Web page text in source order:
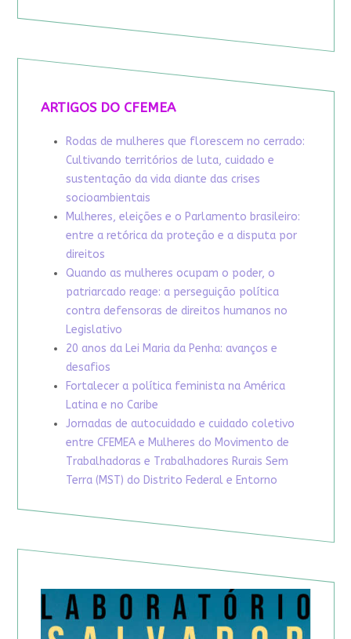
ARTIGOS DO CFEMEA
Rodas de mulheres que florescem no cerrado:
Cultivando territórios de luta, cuidado e
sustentação da vida diante das crises
socioambientais
Mulheres, eleições e o Parlamento brasileiro:
entre a retórica da proteção e a disputa por
direitos
Quando as mulheres ocupam o poder, o
patriarcado reage: a perseguição política
contra defensoras de direitos humanos no
Legislativo
20 anos da Lei Maria da Penha: avanços e
desafios
Fortalecer a política feminista na América
Latina e no Caribe
Jornadas de autocuidado e cuidado coletivo
entre CFEMEA e Mulheres do Movimento de
Trabalhadoras e Trabalhadores Rurais Sem
Terra (MST) do Distrito Federal e Entorno